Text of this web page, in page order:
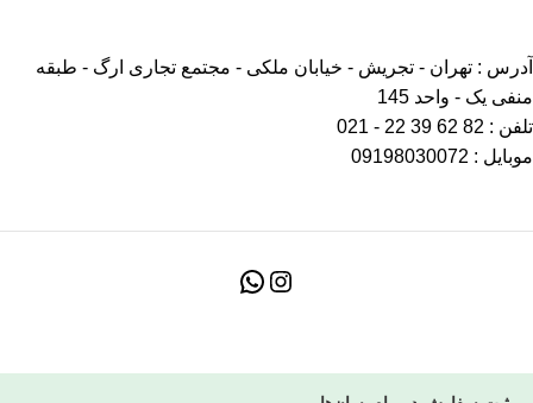
آدرس : تهران - تجریش - خیابان ملکی - مجتمع تجاری ارگ - طبقه
منفی یک - واحد 145
تلفن : 82 62 39 22 - 021
موبایل : 09198030072